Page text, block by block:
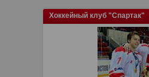
Хоккейный клуб "Спартак"